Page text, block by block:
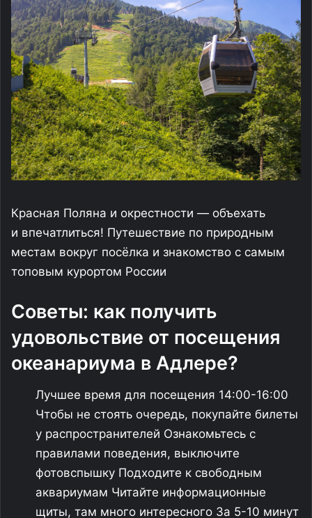
Красная Поляна и окрестности — объехать
и впечатлиться! Путешествие по природным
местам вокруг посёлка и знакомство с самым
топовым курортом России
Советы: как получить
удовольствие от посещения
океанариума в Адлере?
Лучшее время для посещения 14:00-16:00
Чтобы не стоять очередь, покупайте билеты
у распространителей Ознакомьтесь с
правилами поведения, выключите
фотовспышку Подходите к свободным
аквариумам Читайте информационные
щиты, там много интересного За 5-10 минут